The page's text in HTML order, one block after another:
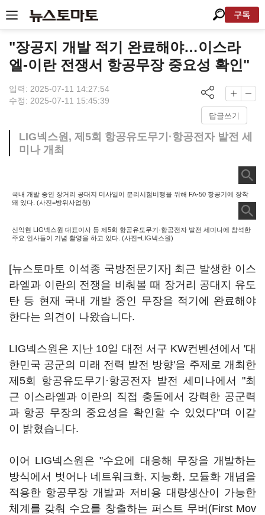
구독
"장공지 개발 적기 완료해야…이스라
엘-이란 전쟁서 항공무장 중요성 확인"
입력: 2025-07-11 14:27:54
수정: 2025-07-11 15:45:39
답글쓰기
LIG넥스원, 제5회 항공유도무기·항공전자 발전 세
미나 개최
국내 개발 중인 장거리 공대지 미사일이 분리시험비행을 위해 FA-50 항공기에 장착
돼 있다. (사진=방위사업청)
신익현 LIG넥스원 대표이사 등 제5회 항공유도무기·항공전자 발전 세미나에 참석한
주요 인사들이 기념 촬영을 하고 있다. (사진=LIG넥스원)
[뉴스토마토 이석종 국방전문기자] 최근 발생한 이스
라엘과 이란의 전쟁을 비춰볼 때 장거리 공대지 유도
탄 등 현재 국내 개발 중인 무장을 적기에 완료해야
한다는 의견이 나왔습니다.
LIG넥스원은 지난 10일 대전 서구 KW컨벤션에서 '대
한민국 공군의 미래 전력 발전 방향'을 주제로 개최한
제5회 항공유도무기·항공전자 발전 세미나에서 "최
근 이스라엘과 이란의 직접 충돌에서 강력한 공군력
과 항공 무장의 중요성을 확인할 수 있었다"며 이같
이 밝혔습니다.
이어 LIG넥스원은 "수요에 대응해 무장을 개발하는
방식에서 벗어나 네트워크화, 지능화, 모듈화 개념을
적용한 항공무장 개발과 저비용 대량생산이 가능한
체계를 갖춰 수요를 창출하는 퍼스트 무버(First Mov